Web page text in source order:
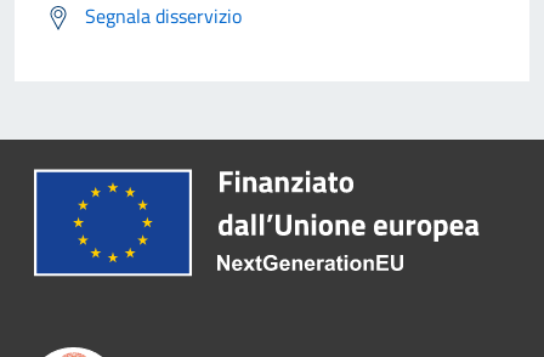
Segnala disservizio